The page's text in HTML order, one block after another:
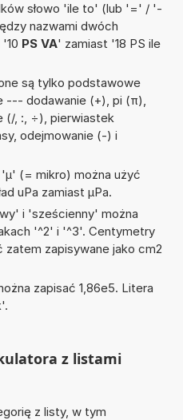
słowo 'ile to' (lub '=' / '-
nazwami dwóch
PS VA' zamiast '18 PS ile
są tylko podstawowe
--- dodawanie (+), pi (π),
(/, :, ÷), pierwiastek
odejmowanie (-) i
(= mikro) można użyć
uPa zamiast µPa.
i 'sześcienny' można
'^2' i '^3'. Centymetry
zapisywane jako cm2
zapisać 1,86e5. Litera
z listami
z listy, w tym